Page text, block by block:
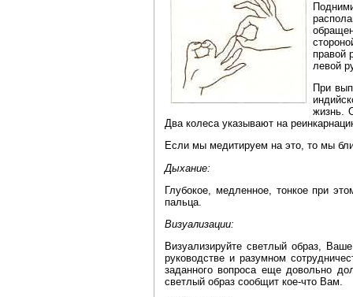
правой
левой
При
жизнь.
Два колеса указывают на
Если мы медитируем на это, то мы
Дыхание:
Глубокое, медленное, тонкое при
пальца.
Визуализации:
Визуализируйте светлый образ,
руководстве и разумном
заданного вопроса еще довольно
светлый образ сообщит кое-что Вам.